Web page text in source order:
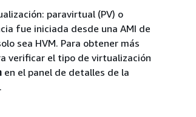
paravirtual (PV) o
fue iniciada desde una AMI de
sea HVM. Para obtener más
verificar el tipo de virtualización
en el panel de detalles de la